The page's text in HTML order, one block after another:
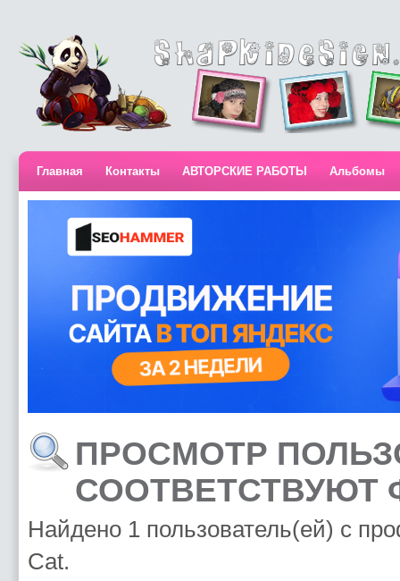
Главная Контакты АВТОРСКИЕ РАБОТЫ Альбомы
ПРОСМОТР
СООТВЕТСТВУЮТ
Найдено 1 пользователь(ей) с
Cat.